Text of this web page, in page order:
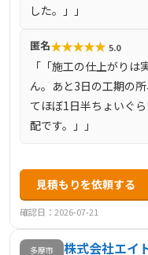
した。」」
匿名★★★★★ 5.0
「「施工の仕上がり
ん。あと3日の工期の
てほぼ1日半ちょいぐ
配です。」」
見積もりを依頼する
確認日：2026-07-21
多摩市 株式会社エイ